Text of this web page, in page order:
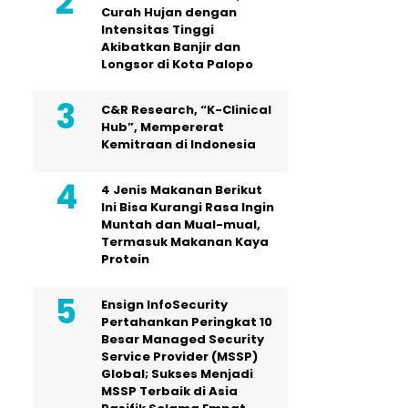
Curah Hujan dengan
Intensitas Tinggi
Akibatkan Banjir dan
Longsor di Kota Palopo
C&R Research, “K-Clinical
Hub”, Mempererat
Kemitraan di Indonesia
4 Jenis Makanan Berikut
Ini Bisa Kurangi Rasa Ingin
Muntah dan Mual-mual,
Termasuk Makanan Kaya
Protein
Ensign InfoSecurity
Pertahankan Peringkat 10
Besar Managed Security
Service Provider (MSSP)
Global; Sukses Menjadi
MSSP Terbaik di Asia